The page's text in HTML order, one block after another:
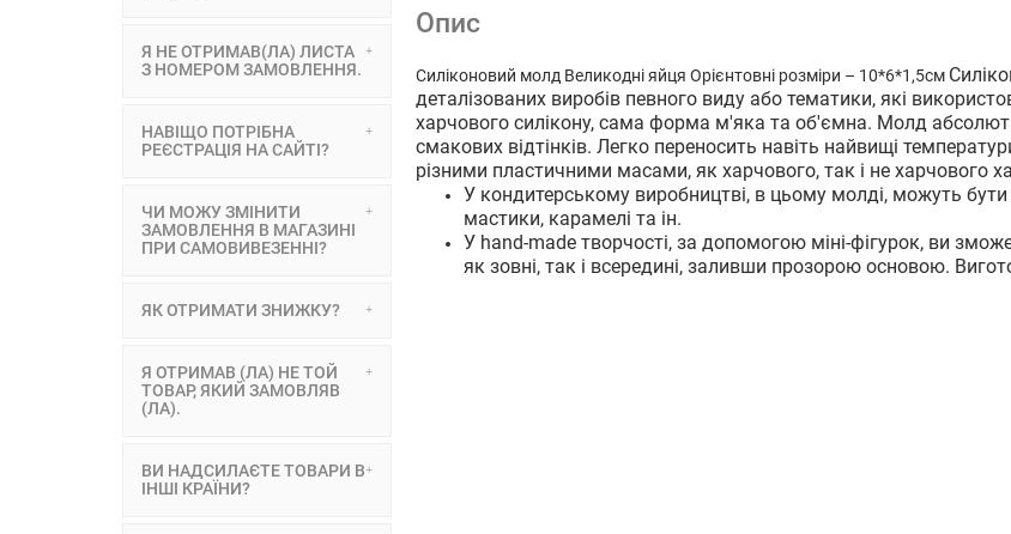
Я НЕ ОТРИМАВ(ЛА) ЛИСТА
З НОМЕРОМ ЗАМОВЛЕННЯ.
НАВІЩО ПОТРІБНА
РЕЄСТРАЦІЯ НА САЙТІ?
ЧИ МОЖУ ЗМІНИТИ
ЗАМОВЛЕННЯ В МАГАЗИНІ
ПРИ САМОВИВЕЗЕННІ?
ЯК ОТРИМАТИ ЗНИЖКУ?
Я ОТРИМАВ (ЛА) НЕ ТОЙ
ТОВАР, ЯКИЙ ЗАМОВЛЯВ
(ЛА).
ВИ НАДСИЛАЄТЕ ТОВАРИ В
ІНШІ КРАЇНИ?
Опис
Силіконовий молд Великодні яйця Орієнтовні розміри – 10*6*1,5см
деталізованих виробів певного виду або тематики, які
харчового силікону, сама форма м'яка та об'ємна. Молд
смакових відтінків. Легко переносить навіть найвищі
різними пластичними масами, як харчового, так і не харчового
У кондитерському виробництві, в цьому молді, можуть
мастики, карамелі та ін.
У hand-made творчості, за допомогою міні-фігурок, ви
як зовні, так і всередині, заливши прозорою основою.